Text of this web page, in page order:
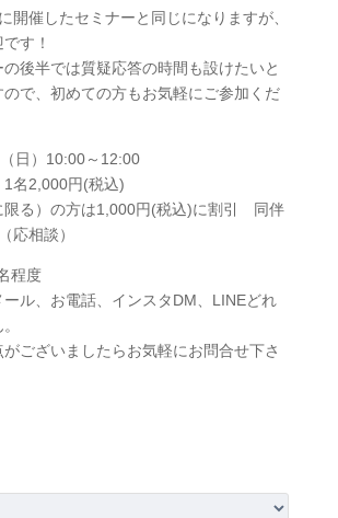
開催したセミナーと同じになりますが、
す！
の後半では質疑応答の時間も設けたいと
で、初めての方もお気軽にご参加くだ
日）10:00～12:00
1名2,000円(税込)
限る）の方は1,000円(税込)に割引 同伴
応相談）
程度
ール、お電話、インスタDM、LINEどれ
がございましたらお気軽にお問合せ下さ